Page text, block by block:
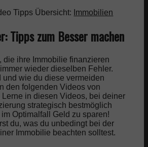
Tipps Übersicht: Immobilien
Tipps zum Besser machen
die ihre Immobilie finanzieren
wieder dieselben Fehler.
und wie du diese vermeiden
den folgenden Videos von
Lerne in diesen Videos, bei deiner
strategisch bestmöglich
Optimalfall Geld zu sparen!
du, was du unbedingt bei der
Immobilie beachten solltest.